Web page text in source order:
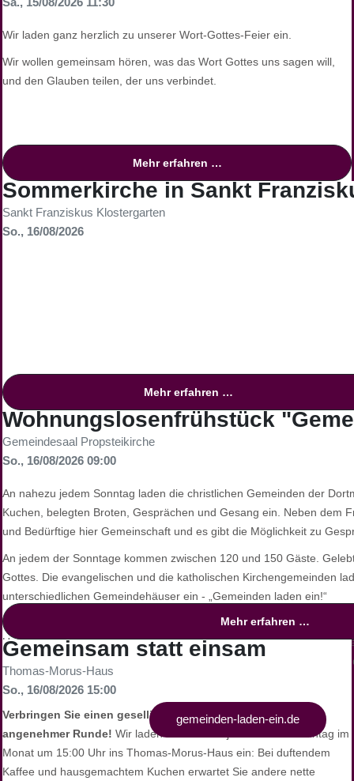
Wir laden ganz herzlich zu unserer Wort-Gottes-Feier ein.
Wir wollen gemeinsam hören, was das Wort Gottes uns sagen will,
und den Glauben teilen, der uns verbindet.
Mehr erfahren …
Sommerkirche in Sankt
Sankt Franziskus Klostergarten
So., 16/08/2026
Mehr erfahren …
Wohnungslosenfrühstück
Gemeindesaal Propsteikirche
So., 16/08/2026 09:00
An nahezu jedem Sonntag laden die christlichen Gemeinden der
Kuchen, belegten Broten, Gesprächen und Gesang ein. Neben dem
und Bedürftige hier Gemeinschaft und es gibt die Möglichkeit zu
An jedem der Sonntage kommen zwischen 120 und 150 Gäste.
Gottes. Die evangelischen und die katholischen Kirchengemeinden
unterschiedlichen Gemeindehäuser ein - „Gemeinden laden ein!“
Fast jede Gemeinde hat mittlerweile ein Alleinstellungsmerkmal
Unterschiede und haben entsprechende Vorlieben. Zu Ostern oder
Spenden finanziert - besondere Tüten voll mit Lebensmitteln, Kaffee
Weitere Informationen unter: gemeinden-laden-ein.de
Mehr erfahren …
Gemeinsam statt einsam
Thomas-Morus-Haus
So., 16/08/2026 15:00
Verbringen Sie einen geselligen Sonntagnachmittag in
angenehmer Runde! Wir laden Sie herzlich jeden dritten Sonntag im
Monat um 15:00 Uhr ins Thomas-Morus-Haus ein: Bei duftendem
Kaffee und hausgemachtem Kuchen erwartet Sie andere nette